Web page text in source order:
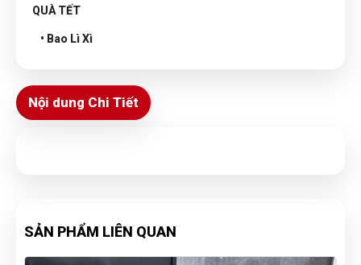
QUÀ TẾT
• Bao Lì Xì
Nội dung Chi Tiết
SẢN PHẨM LIÊN QUAN